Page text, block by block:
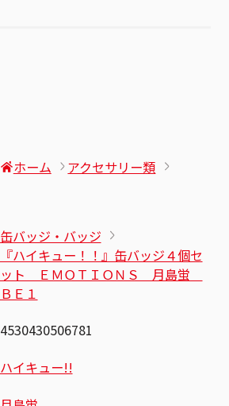
ホーム アクセサリー類
缶バッジ・バッジ
『ハイキュー！！』缶バッジ４個セ
ット ＥＭＯＴＩＯＮＳ 月島蛍
ＢＥ１
4530430506781
ハイキュー!!